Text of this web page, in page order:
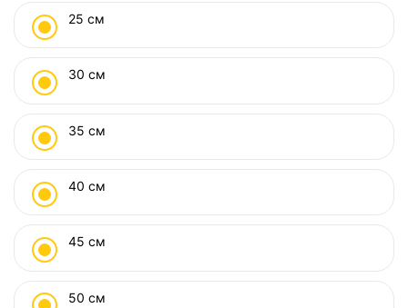
25 см
30 см
35 см
40 см
45 см
50 см